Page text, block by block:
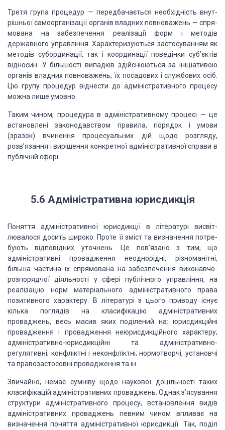
Третя група процедур — передбачається необхідність внут­
рішньої самоорганізації органів владних повноважень — спря­
мована на забезпечення реалізації форм і методів
державного управління. Характеризуються застосуванням як
методів суб­ординації, так і координаціїповедінки суб’єктів
відносин. У більшості випадків здійснюються за ініціативою
органів влад­них повноважень, їх посадових і службових осіб.
Цю групу процедур віднести до адміністративного процесу
можна лише умовно.
Таким чином, процедура в адміністративному процесі —це
встановлені законодавством правила, порядок і умови
(зразок) вчинення процесуальних дій щодо розгляду,
розв’язання і вирішення конкретної адміністративної справи в
публічній сфері.
5.6 Адміністративнаюрисдикція
Поняття адміністративної юрисдикції в літературі висвіт­
лювалося досить широко. Проте її зміст та визначення потре­
бують відповідних уточнень. Це пов’язано з тим, що
адміністра­тивні провадження неоднорідні, різноманітні,
більша частина їх спрямована на забезпечення виконавчо-
розпорядчої діяль­ності у сфері публічного управління, на
реалізацію норм ма­теріального адміністративного права
позитивного характеру. В літературі з цього приводу існує
кілька поглядів на класифіка­цію адміністративних
проваджень, весь масив яких поділений на: юрисдикційні
провадження і провадження неюрисдикційного характеру;
адміністративно-юрисдикційні та адміністративно-
регулятивні; конфліктні і неконфліктні; нормотворчі, установчі
та правозастосовні провадження та ін.
Звичайно, немає сумніву щодо наукової доцільності таких
класифікацій адміністративних проваджень. Однак з’ясування
структури адміністративного процесу, встановлення видів
адмі­ністративних проваджень певним чином впливає на
визначен­ня поняття адміністративної юрисдикції. Так, поділ